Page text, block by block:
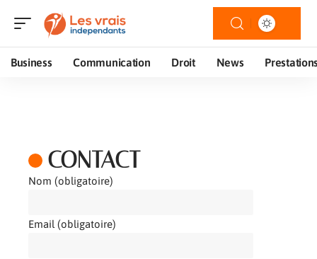
Business Communication Droit News
CONTACT
Nom (obligatoire)
Email (obligatoire)